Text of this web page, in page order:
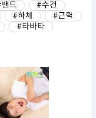
드
#수건
#하체
#근력
#타바타